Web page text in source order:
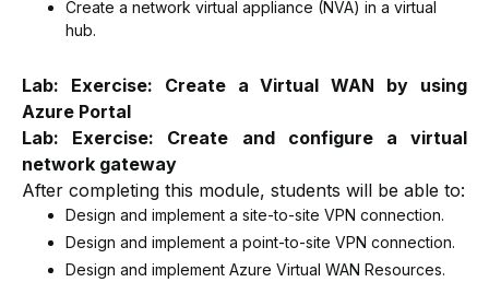
Create a network virtual appliance (NVA) in a virtual
hub.
Lab: Exercise: Create a Virtual WAN by using
Azure Portal
Lab: Exercise: Create and configure a virtual
network gateway
After completing this module, students will be able to:
Design and implement a site-to-site VPN connection.
Design and implement a point-to-site VPN connection.
Design and implement Azure Virtual WAN Resources.